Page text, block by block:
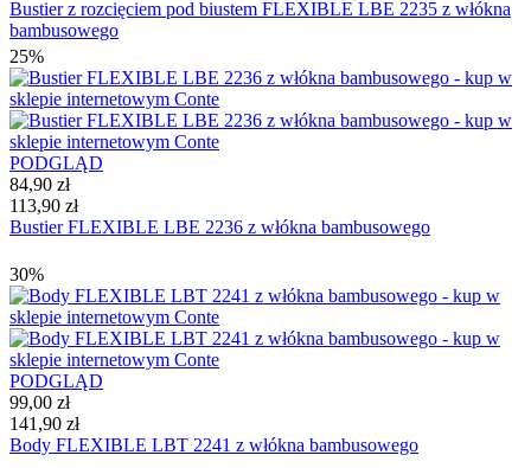
Bustier z rozcięciem pod biustem FLEXIBLE LBE 2235 z włókna
bambusowego
25%
PODGLĄD
84,90 zł
113,90 zł
Bustier FLEXIBLE LBE 2236 z włókna bambusowego
30%
PODGLĄD
99,00 zł
141,90 zł
Body FLEXIBLE LBT 2241 z włókna bambusowego